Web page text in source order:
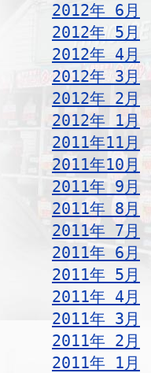
2012年 6月
2012年 5月
2012年 4月
2012年 3月
2012年 2月
2012年 1月
2011年11月
2011年10月
2011年 9月
2011年 8月
2011年 7月
2011年 6月
2011年 5月
2011年 4月
2011年 3月
2011年 2月
2011年 1月